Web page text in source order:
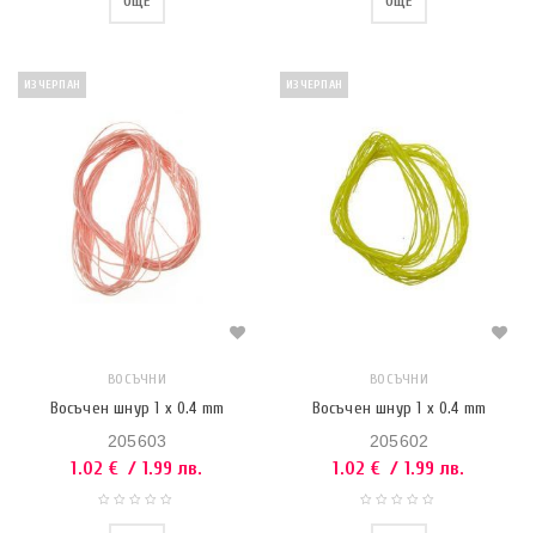
ИЗЧЕРПАН
ВОСЪЧНИ
Восъчен шнур 1 x 0.4 mm
205603
1.02 € / 1.99 лв.
ИЗЧЕРПАН
ВОСЪЧНИ
Восъчен шнур 1 x 0.4 mm
205602
1.02 € / 1.99 лв.